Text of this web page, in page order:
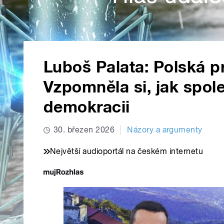
Luboš Palata: Polská
Vzpomněla si, jak
demokracii
30. březen 2026 Názory a argumenty
Největší audioportál na českém internetu